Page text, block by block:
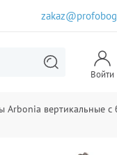
Войти
Arbonia вертикальные